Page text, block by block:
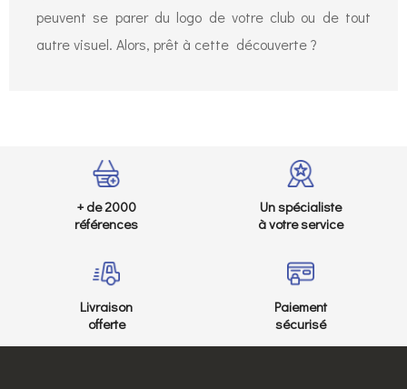
peuvent se parer du logo de votre club ou de tout
autre visuel. Alors, prêt à cette découverte ?
+ de 2000
références
Un spécialiste
à votre service
Livraison
offerte
Paiement
sécurisé